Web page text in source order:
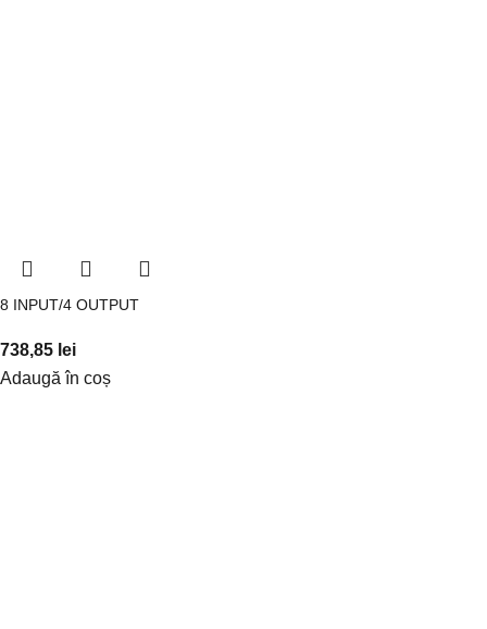
8 INPUT/4 OUTPUT
738,85 lei
Adaugă în coș